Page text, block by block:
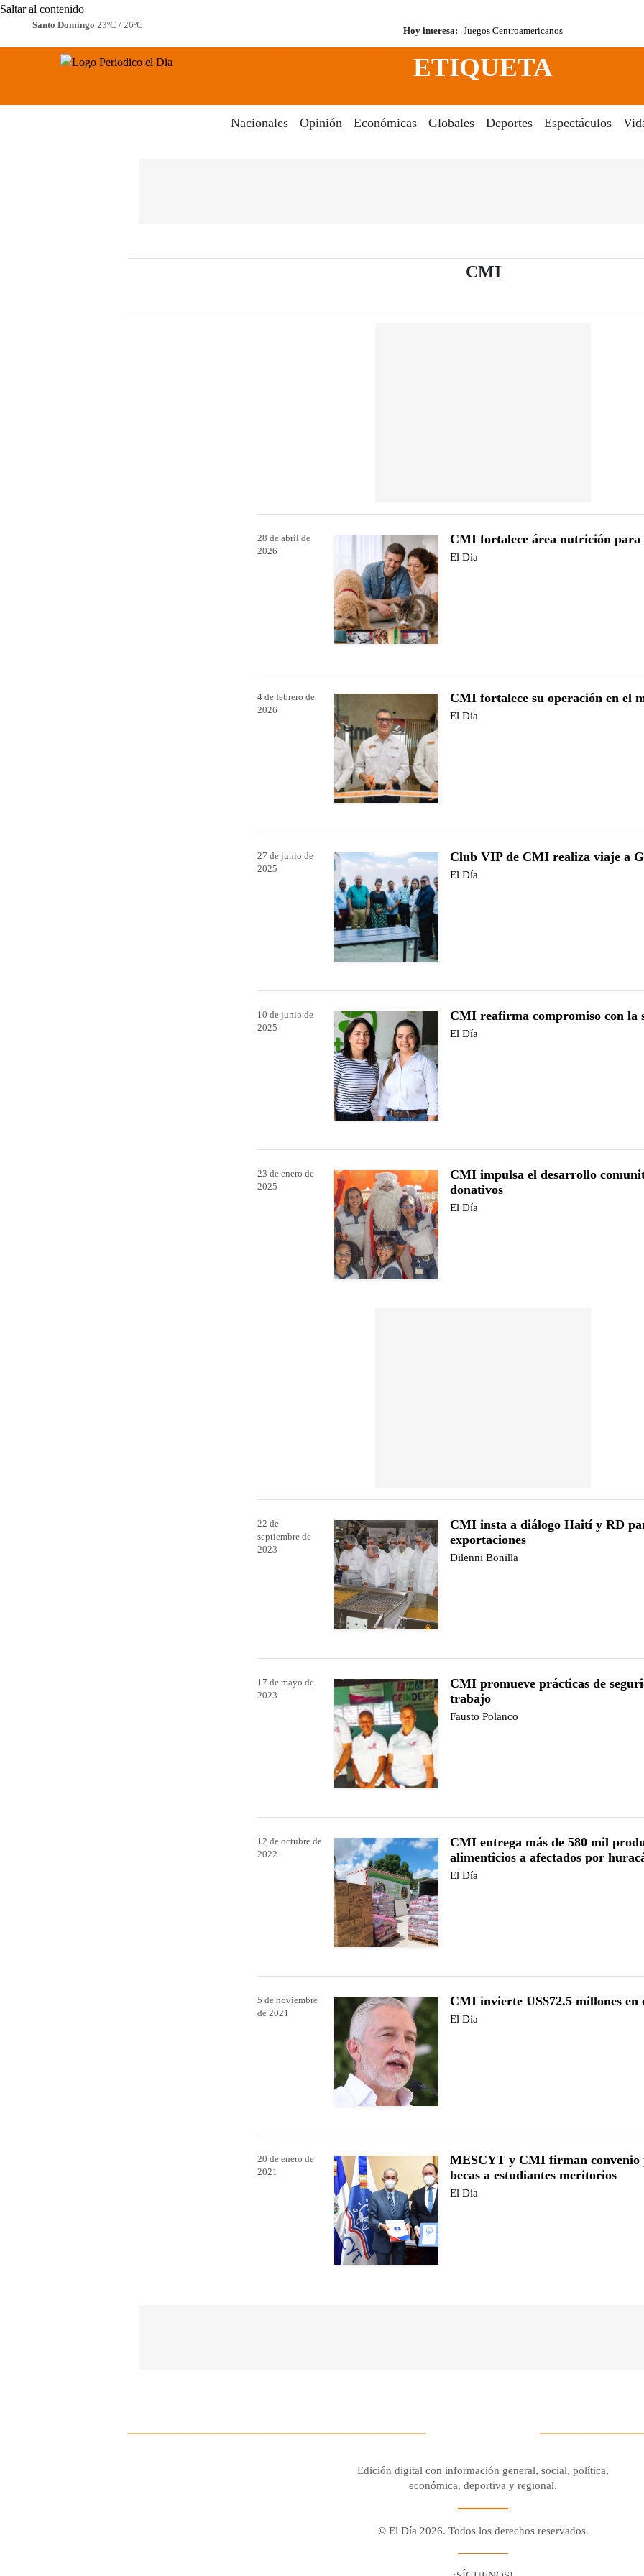
Saltar al contenido
Santo Domingo 23ºC / 26ºC
Hoy interesa: Juegos Centroamericanos
ETIQUETA
Nacionales Opinión Económicas Globales Deportes Espectáculos
CMI- Periódico El Dia
28 de abril de
2026
CMI fortalece área nutrición para
El Día
4 de febrero de
2026
CMI fortalece su operación en el
El Día
27 de junio de
2025
Club VIP de CMI realiza viaje a
El Día
10 de junio de
2025
CMI reafirma compromiso con la
El Día
23 de enero de
2025
CMI impulsa el desarrollo
donativos
El Día
22 de
septiembre de
2023
CMI insta a diálogo Haití y RD
exportaciones
Dilenni Bonilla
17 de mayo de
2023
CMI promueve prácticas de
trabajo
Fausto Polanco
12 de octubre de
2022
CMI entrega más de 580 mil
alimenticios a afectados por
El Día
5 de noviembre
de 2021
CMI invierte US$72.5 millones en
El Día
20 de enero de
2021
MESCYT y CMI firman convenio
becas a estudiantes meritorios
El Día
Edición digital con información general, social, política,
económica, deportiva y regional.
© El Día 2026. Todos los derechos reservados.